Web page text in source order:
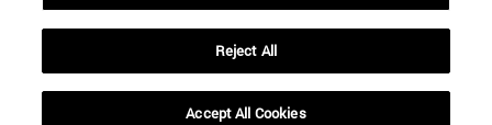
Reject All
Accept All Cookies